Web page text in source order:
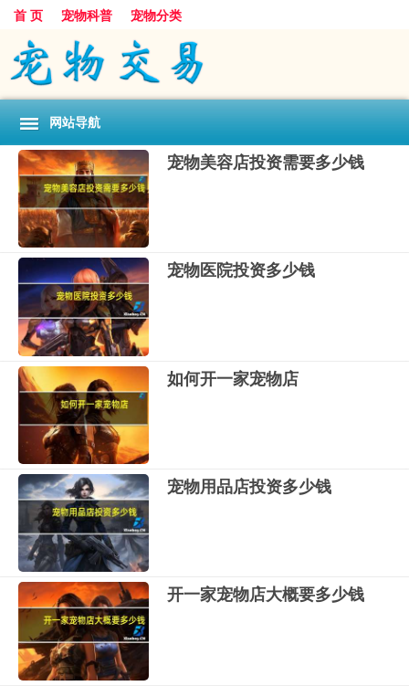
首 页 宠物科普 宠物分类
网站导航
宠物美容店投资需要多少钱
宠物医院投资多少钱
如何开一家宠物店
宠物用品店投资多少钱
开一家宠物店大概要多少钱